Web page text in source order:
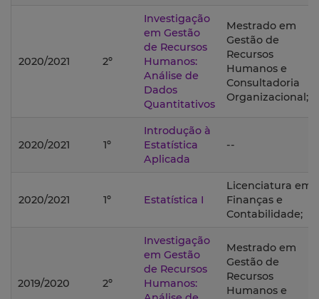
2020/2021 2º
Investigação
em Gestão
de Recursos
Humanos:
Análise de
Dados
Quantitativos
Mestrado em
Gestão de
Recursos
Humanos e
Consultadoria
Organizacional;
2020/2021 1º
Introdução à
Estatística
Aplicada
--
2020/2021 1º Estatística I
Licenciatura em
Finanças e
Contabilidade;
2019/2020 2º
Investigação
em Gestão
de Recursos
Humanos:
Mestrado em
Gestão de
Recursos
Humanos e